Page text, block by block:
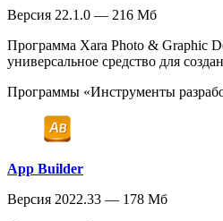
Версия 22.1.0 — 216 Мб
Программа Xara Photo & Graphic
универсальное средство для
Программы «Инструменты
App Builder
Версия 2022.33 — 178 Мб